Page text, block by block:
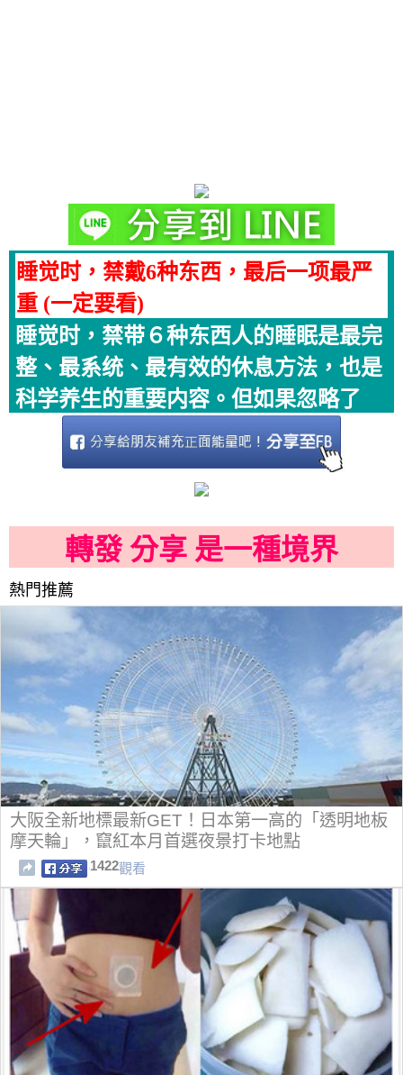
睡觉时，禁戴6种东西，最后一项最严
重 (一定要看)
睡觉时，禁带６种东西人的睡眠是最完
整、最系统、最有效的休息方法，也是
科学养生的重要内容。但如果忽略了
轉發 分享 是一種境界
熱門推薦
大阪全新地標最新GET！日本第一高的「透明地板
摩天輪」，竄紅本月首選夜景打卡地點
1422觀看